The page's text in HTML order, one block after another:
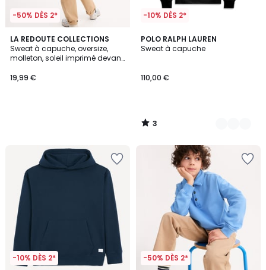
-50% DÈS 2*
LA REDOUTE COLLECTIONS
Sweat à capuche, oversize,
molleton, soleil imprimé devant,
19,99 €
-10% DÈS 2*
POLO RALPH LAUREN
Sweat à capuche
110,00 €
3
/
4
Couleurs
3
/
-10% DÈS 2* -50% DÈS 2*